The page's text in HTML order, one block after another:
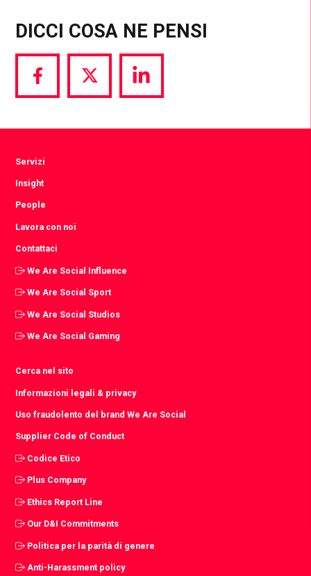
DICCI COSA NE PENSI
Share
via
Share
via
Share
via
Servizi
Insight
People
Lavora con noi
Contattaci
We Are Social Influence
We Are Social Sport
We Are Social Studios
We Are Social Gaming
Cerca nel sito
Informazioni legali & privacy
Uso fraudolento del brand We Are Social
Supplier Code of Conduct
Codice Etico
Plus Company
Ethics Report Line
Our D&I Commitments
Politica per la parità di genere
Anti-Harassment policy